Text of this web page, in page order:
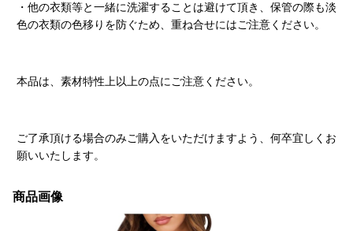
・他の衣類等と一緒に洗濯することは避けて頂き、保管の際も淡
色の衣類の色移りを防ぐため、重ね合せにはご注意ください。
本品は、素材特性上以上の点にご注意ください。
ご了承頂ける場合のみご購入をいただけますよう、何卒宜しくお
願いいたします。
商品画像